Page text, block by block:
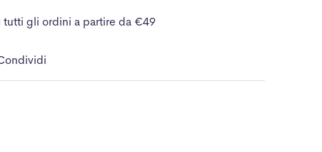
tutti gli ordini a partire da €49